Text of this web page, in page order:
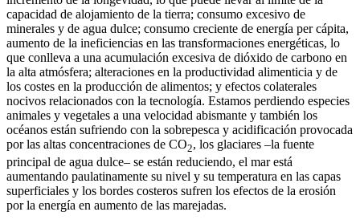
capacidad de alojamiento de la tierra; consumo excesivo de
minerales y de agua dulce; consumo creciente de energía per cápita,
aumento de la ineficiencias en las transformaciones energéticas, lo
que conlleva a una acumulación excesiva de dióxido de carbono en
la alta atmósfera; alteraciones en la productividad alimenticia y de
los costes en la producción de alimentos; y efectos colaterales
nocivos relacionados con la tecnología. Estamos perdiendo especies
animales y vegetales a una velocidad abismante y también los
océanos están sufriendo con la sobrepesca y acidificación provocada
por las altas concentraciones de CO2, los glaciares –la fuente
principal de agua dulce– se están reduciendo, el mar está
aumentando paulatinamente su nivel y su temperatura en las capas
superficiales y los bordes costeros sufren los efectos de la erosión
por la energía en aumento de las marejadas.